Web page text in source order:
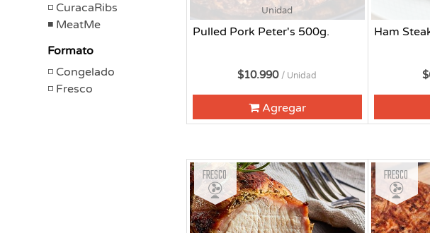
CuracaRibs
MeatMe
Formato
Congelado
Fresco
Unidad
Pulled Pork Peter's 500g.
$10.990 / Unidad
Agregar
Ham
Fresco Fresco